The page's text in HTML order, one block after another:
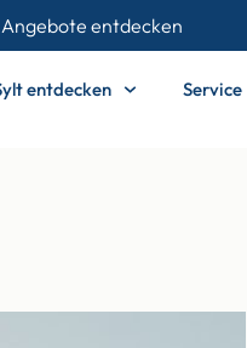
entdecken
entdecken Service